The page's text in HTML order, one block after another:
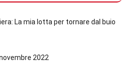
La mia lotta per tornare dal buio
2022